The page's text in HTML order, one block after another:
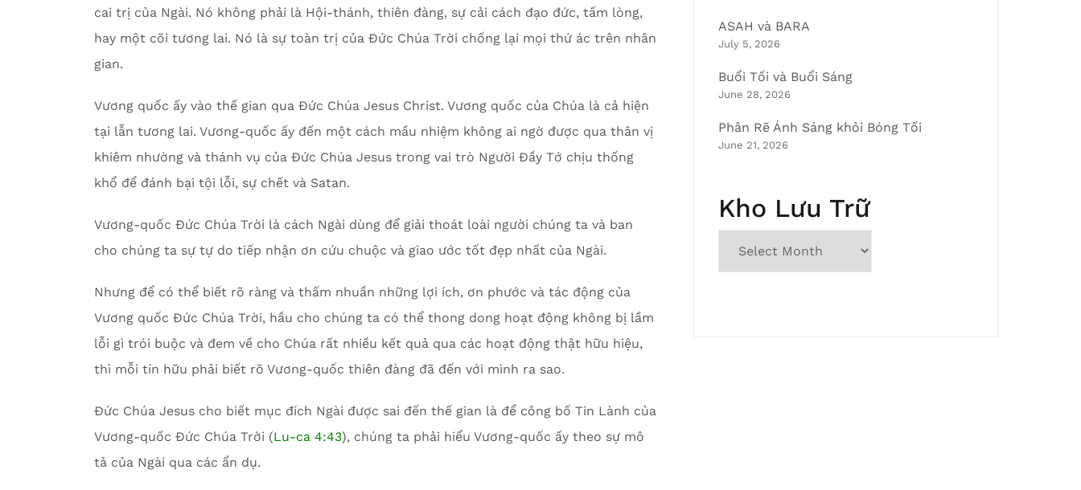
cai trị của Ngài. Nó không phải là Hội-thánh, thiên đàng, sự cải cách đạo đức, tấm lòng,
hay một cõi tương lai. Nó là sự toàn trị của Đức Chúa Trời chống lại mọi thứ ác trên nhân
gian.
Vương quốc ấy vào thế gian qua Đức Chúa Jesus Christ. Vương quốc của Chúa là cả hiện
tại lẫn tương lai. Vương-quốc ấy đến một cách mầu nhiệm không ai ngờ được qua thân vị
khiêm nhường và thánh vụ của Đức Chúa Jesus trong vai trò Người Đầy Tớ chịu thống
khổ để đánh bại tội lỗi, sự chết và Satan.
Vương-quốc Đức Chúa Trời là cách Ngài dùng để giải thoát loài người chúng ta và ban
cho chúng ta sự tự do tiếp nhận ơn cứu chuộc và giao ước tốt đẹp nhất của Ngài.
Nhưng để có thể biết rõ ràng và thấm nhuần những lợi ích, ơn phước và tác động của
Vương quốc Đức Chúa Trời, hầu cho chúng ta có thể thong dong hoạt động không bị lầm
lỗi gì trói buộc và đem về cho Chúa rất nhiều kết quả qua các hoạt động thật hữu hiệu,
thì mỗi tín hữu phải biết rõ Vương-quốc thiên đàng đã đến với mình ra sao.
Đức Chúa Jesus cho biết mục đích Ngài được sai đến thế gian là để công bố Tin Lành của
Vương-quốc Đức Chúa Trời (Lu-ca 4:43), chúng ta phải hiểu Vương-quốc ấy theo sự mô
tả của Ngài qua các ẩn dụ.
ASAH và BARA
July 5, 2026
Buổi Tối và Buổi Sáng
June 28, 2026
Phân Rẽ Ánh Sáng khỏi Bóng Tối
June 21, 2026
Kho Lưu Trữ